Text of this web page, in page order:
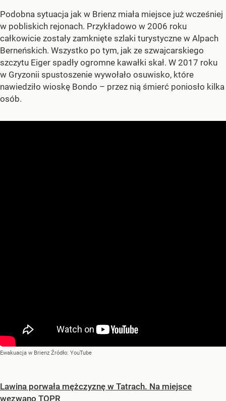
Podobna sytuacja jak w Brienz miała miejsce już wcześniej
w pobliskich rejonach. Przykładowo w 2006 roku
całkowicie zostały zamknięte szlaki turystyczne w Alpach
Berneńskich. Wszystko po tym, jak ze szwajcarskiego
szczytu Eiger spadły ogromne kawałki skał. W 2017 roku
w Gryzonii spustoszenie wywołało osuwisko, które
nawiedziło wioskę Bondo – przez nią śmierć poniosło kilka
osób.
Ewakuacja w Brienz Źródło: YouTube
Lawina porwała mężczyznę w Tatrach. Na miejsce
wezwano TOPR